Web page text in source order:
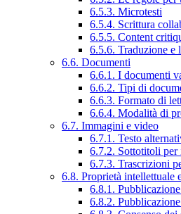
6.5.3. Microtesti
6.5.4. Scrittura
6.5.5. Content
6.5.6. Traduzione e
6.6. Documenti
6.6.1. I documenti
6.6.2. Tipi di
6.6.3. Formato di
6.6.4. Modalità di
6.7. Immagini e video
6.7.1. Testo
6.7.2. Sottotitoli per
6.7.3. Trascrizioni
6.8. Proprietà intellettuale
6.8.1.
6.8.2.